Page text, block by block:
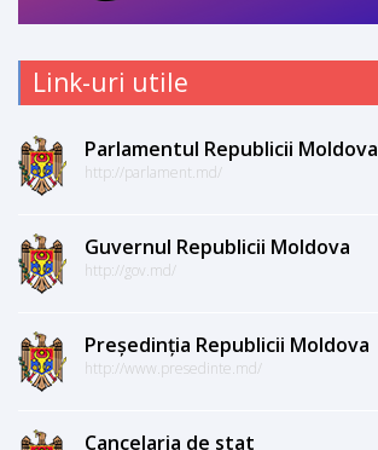
Link-uri utile
Parlamentul Republicii Moldova
http://parlament.md/
Guvernul Republicii Moldova
http://gov.md/
Președinția Republicii Moldova
http://www.presedinte.md/
Cancelaria de stat